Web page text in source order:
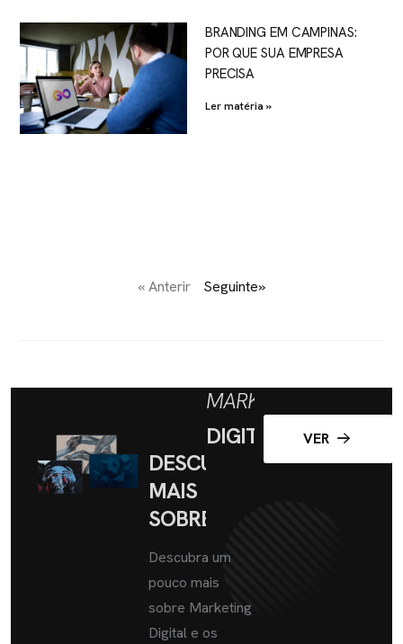
BRANDING EM CAMPINAS:
POR QUE SUA EMPRESA
PRECISA
Ler matéria »
« Anterir Seguinte»
DESCUBRA
MAIS
SOBRE
MARKETING
DIGITAL
Descubra um
pouco mais
sobre Marketing
Digital e os
VER